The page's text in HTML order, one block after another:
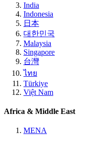
India
Indonesia
日本
대한민국
Malaysia
Singapore
台灣
ไทย
Türkiye
Việt Nam
Africa & Middle East
MENA